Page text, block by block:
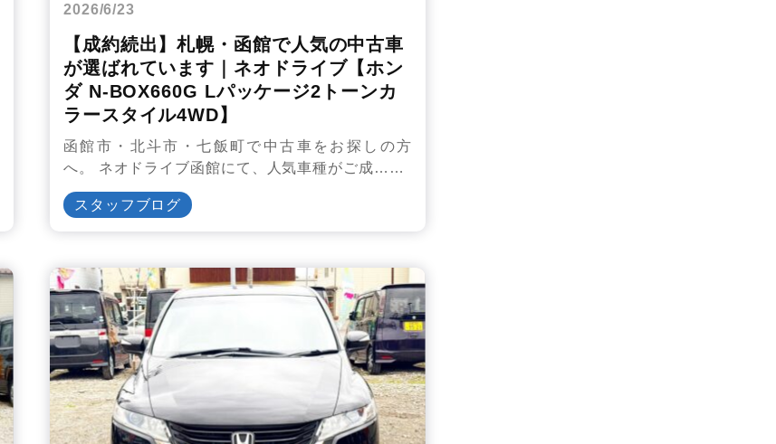
2026/6/23
【成約続出】札幌・函館で人気の中古車
が選ばれています｜ネオドライブ【ホン
ダ N-BOX660G Lパッケージ2トーンカ
ラースタイル4WD】
函館市・北斗市・七飯町で中古車をお探しの方
へ。 ネオドライブ函館にて、人気車種がご成……
スタッフブログ